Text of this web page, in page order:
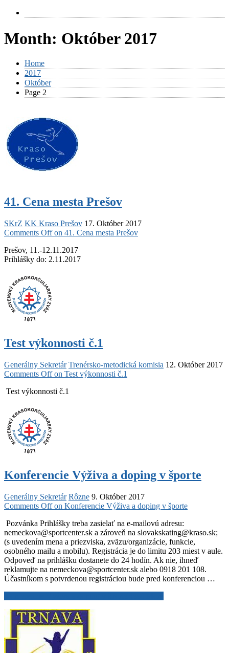
Month: Október 2017
Home
2017
Október
Page 2
41. Cena mesta Prešov
SKrZ KK Kraso Prešov 17. Október 2017
Comments Offon 41. Cena mesta Prešov
Prešov, 11.-12.11.2017
Prihlášky do: 2.11.2017
Test výkonnosti č.1
Generálny Sekretár Trenérsko-metodická komisia 12. Október 2017
Comments Offon Test výkonnosti č.1
Test výkonnosti č.1
Konferencie Výživa a doping v športe
Generálny Sekretár Rôzne 9. Október 2017
Comments Offon Konferencie Výživa a doping v športe
Pozvánka Prihlášky treba zasielať na e-mailovú adresu:
nemeckova@sportcenter.sk a zároveň na slovakskating@kraso.sk;
(s uvedením mena a priezviska, zväzu/organizácie, funkcie,
osobného mailu a mobilu). Registrácia je do limitu 203 miest v aule.
Odpoveď na prihlášku dostanete do 24 hodín. Ak nie, ihneď
reklamujte na nemeckova@sportcenter.sk alebo 0918 201 108.
Účastníkom s potvrdenou registráciou bude pred konferenciou …